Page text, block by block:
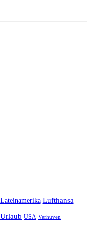
Lateinamerika Lufthansa
Urlaub USA Verhuven